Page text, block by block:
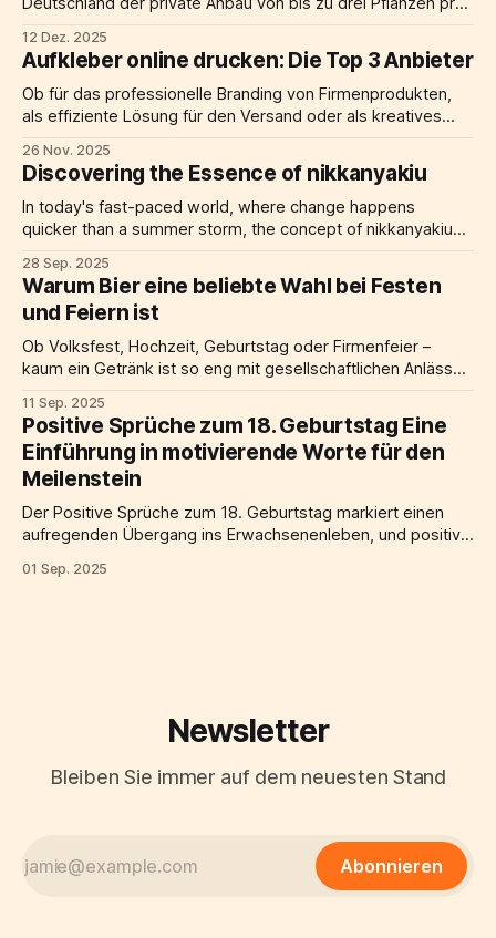
Start gelingt, haben wir den Markt für Cannabissamen genau
unter die Lupe genommen. Im Folgenden stellen wir dir
sechs Shops vor, bei denen du entsprechende
12 Dez. 2025
Aufkleber online drucken: Die Top 3 Anbieter
Ob für das professionelle Branding von Firmenprodukten,
als effiziente Lösung für den Versand oder als kreatives
so vielseitig wie kaum ein anderes Druckprodukt. Die
Qualität des Endprodukts hängt jedoch maßgeblich von der
Wahl der richtigen Druckerei ab. Wer heute Aufkleber online
drucken
26 Nov. 2025
Discovering the Essence of nikkanyakiu
In today's fast-paced world, where change happens
quicker than a summer storm, the concept of nikkanyakiu
another buzzword thrown around in boardrooms or tech
conferences—oh no, nikkanyakiu is a thoughtful blend of
28 Sep. 2025
Warum Bier eine beliebte Wahl bei Festen
und Feiern ist
Ob Volksfest, Hochzeit, Geburtstag oder Firmenfeier –
kaum ein Getränk ist so eng mit gesellschaftlichen Anlässen
hat in vielen Kulturen eine lange Tradition. In Deutschland,
aber auch weltweit, gehört Bier zu den meistkonsumierten
Getränken bei Feierlichkeiten. Die Gründe dafür liegen
sowohl
11 Sep. 2025
Positive Sprüche zum 18. Geburtstag Eine
Einführung in motivierende Worte für den
Meilenstein
Der Positive Sprüche zum 18. Geburtstag markiert einen
aufregenden Übergang ins Erwachsenenleben, und positive
unvergesslicher machen. Sie spenden Trost, motivieren und
01 Sep. 2025
Newsletter
Bleiben Sie immer auf dem neuesten Stand
Abonnieren